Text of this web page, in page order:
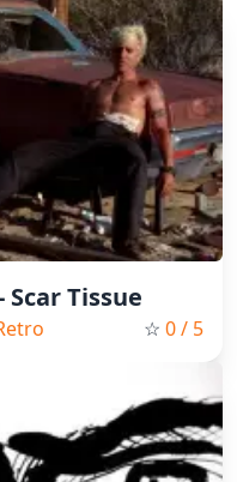
Tissue
☆ 0/ 5